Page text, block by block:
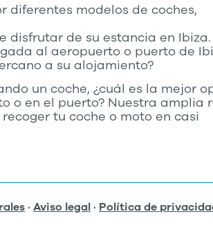
diferentes modelos de coches,
disfrutar de su estancia en Ibiza.
al aeropuerto o puerto de
a su alojamiento?
un coche, ¿cuál es la mejor
o en el puerto? Nuestra amplia
tu coche o moto en casi
· Aviso legal· Política de